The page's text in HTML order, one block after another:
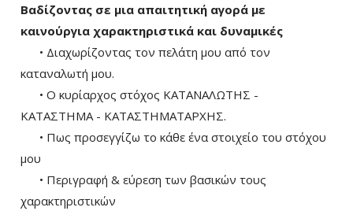
Βαδίζοντας σε μια απαιτητική αγορά με
καινούργια χαρακτηριστικά και δυναμικές
• Διαχωρίζοντας τον πελάτη μου από τον
καταναλωτή μου.
• Ο κυρίαρχος στόχος ΚΑΤΑΝΑΛΩΤΗΣ -
ΚΑΤΑΣΤΗΜΑ - ΚΑΤΑΣΤΗΜΑΤΑΡΧΗΣ.
• Πως προσεγγίζω το κάθε ένα στοιχείο του στόχου
μου
• Περιγραφή & εύρεση των βασικών τους
χαρακτηριστικών